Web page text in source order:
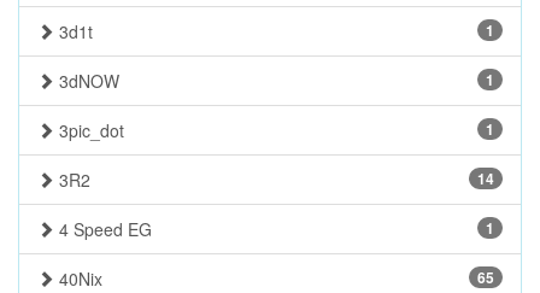
1
3d1t
1
3dNOW
1
3pic_dot
14
3R2
1
4 Speed EG
65
40Nix